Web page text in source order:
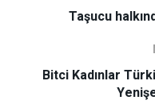
Taşucu
Bitci Kadınlar